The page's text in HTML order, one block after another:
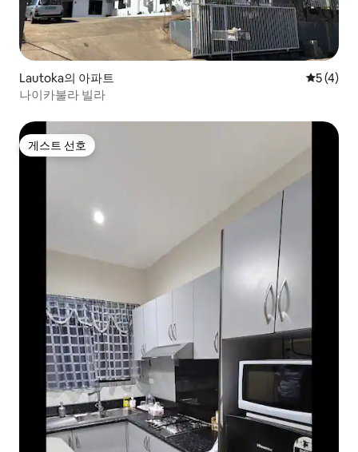
Lautoka의 아파트 평점 5점
5 (4)
나이카불라 빌라
게스트 선호
게스트 선호